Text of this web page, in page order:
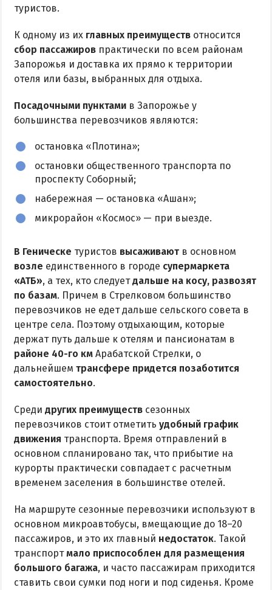
туристов.
К одному из их главных преимуществ относится
сбор пассажиров практически по всем районам
Запорожья и доставка их прямо к территории
отеля или базы, выбранных для отдыха.
Посадочными пунктами в Запорожье у
большинства перевозчиков являются:
остановка «Плотина»;
остановки общественного транспорта по
проспекту Соборный;
набережная — остановка «Ашан»;
микрорайон «Космос» — при выезде.
В Геническе туристов высаживают в основном
возле единственного в городе супермаркета
«АТБ», а тех, кто следуетдальше на косу, развозят
по базам. Причем в Стрелковом большинство
перевозчиков не едет дальше сельского совета в
центре села. Поэтому отдыхающим, которые
держат путь дальше к отелям и пансионатам в
районе 40-го км Арабатской Стрелки, о
дальнейшем трансфере придется позаботится
самостоятельно.
Среди других преимуществ сезонных
перевозчиков стоит отметить удобный график
движения транспорта. Время отправлений в
основном спланировано так, что прибытие на
курорты практически совпадает с расчетным
временем заселения в большинстве отелей.
На маршруте сезонные перевозчики используют в
основном микроавтобусы, вмещающие до 18–20
пассажиров, и это их главный недостаток. Такой
транспортмало приспособлен для размещения
большого багажа, и часто пассажирам приходится
ставить свои сумки под ноги и под сиденья. Кроме